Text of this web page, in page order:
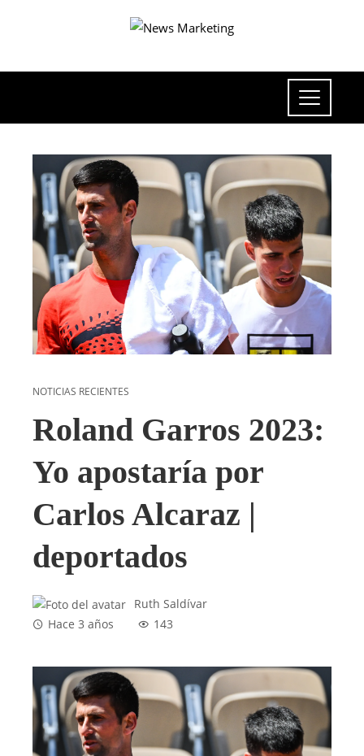
NOTICIAS RECIENTES
Roland Garros 2023:
Yo apostaría por
Carlos Alcaraz |
deportados
Ruth Saldívar
Hace 3 años
143